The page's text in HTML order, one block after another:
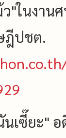
ว"ในงา
ฎีปชต.
นเซี๊ยะ"